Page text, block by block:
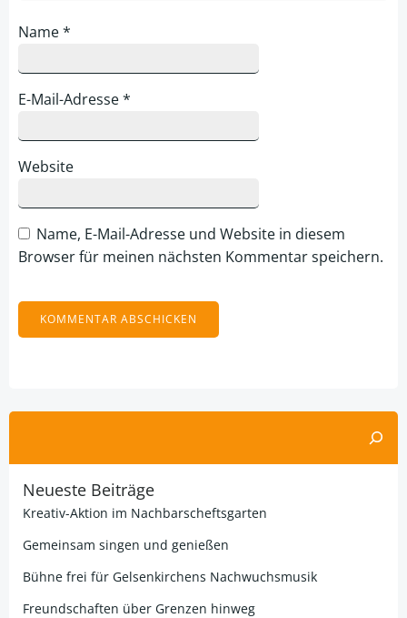
Name*
E-Mail-Adresse*
Website
Name, E-Mail-Adresse und Website in diesem
Browser für meinen nächsten Kommentar speichern.
Neueste Beiträge
Kreativ-Aktion im Nachbarscheftsgarten
Gemeinsam singen und genießen
Bühne frei für Gelsenkirchens Nachwuchsmusik
Freundschaften über Grenzen hinweg